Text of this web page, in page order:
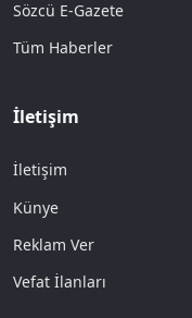
Sözcü E-Gazete
Tüm Haberler
İletişim
İletişim
Künye
Reklam Ver
Vefat İlanları